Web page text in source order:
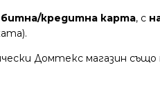
кредитна карта, с
Домтекс магазин